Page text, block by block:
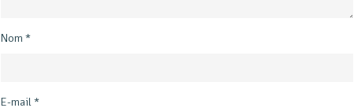
Nom *
E-mail*